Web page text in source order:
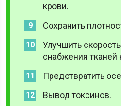
крови.
Сохранить
Улучшить
снабжения тканей
Предотвратить
Вывод токсинов.